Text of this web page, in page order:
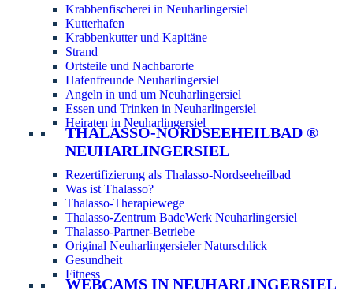
Krabbenfischerei in Neuharlingersiel
Kutterhafen
Krabbenkutter und Kapitäne
Strand
Ortsteile und Nachbarorte
Hafenfreunde Neuharlingersiel
Angeln in und um Neuharlingersiel
Essen und Trinken in Neuharlingersiel
Heiraten in Neuharlingersiel
THALASSO-NORDSEEHEILBAD ®
NEUHARLINGERSIEL
Rezertifizierung als Thalasso-Nordseeheilbad
Was ist Thalasso?
Thalasso-Therapiewege
Thalasso-Zentrum BadeWerk Neuharlingersiel
Thalasso-Partner-Betriebe
Original Neuharlingersieler Naturschlick
Gesundheit
Fitness
WEBCAMS IN NEUHARLINGERSIEL